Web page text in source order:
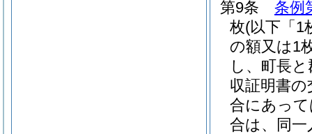
第9条
条例
枚(以下「1
の額又は1
し、町長
収証明書
合にあっ
合は、同